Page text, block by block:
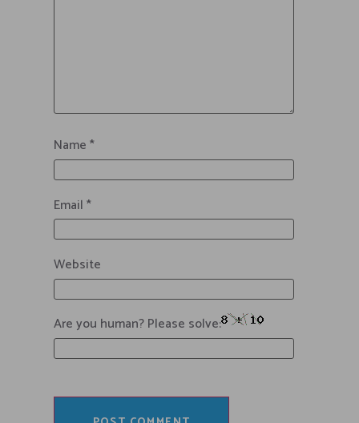
Name*
Email*
Website
Are you human? Please solve: